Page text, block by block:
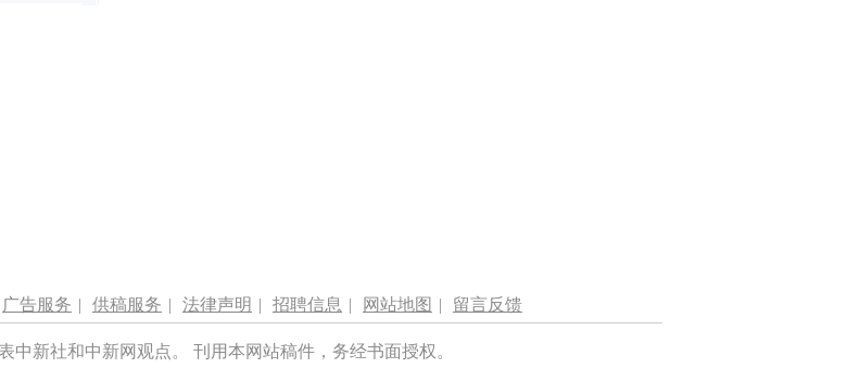
广告服务 | 供稿服务 | 法律声明 | 招聘信息 | 网站地图 | 留言反馈
中新社和中新网观点。 刊用本网站稿件，务经书面授权。